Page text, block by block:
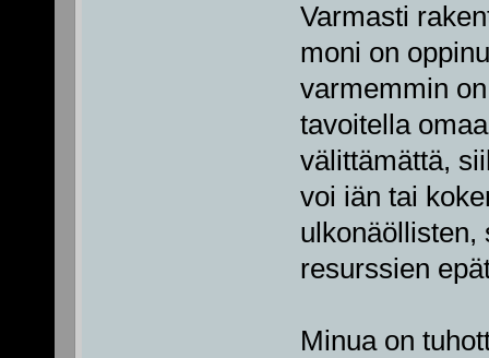
Varmasti
moni on
varmemmin
tavoitella
välittämättä,
voi iän tai
ulkonäöllisten,
resurssien
Minua on